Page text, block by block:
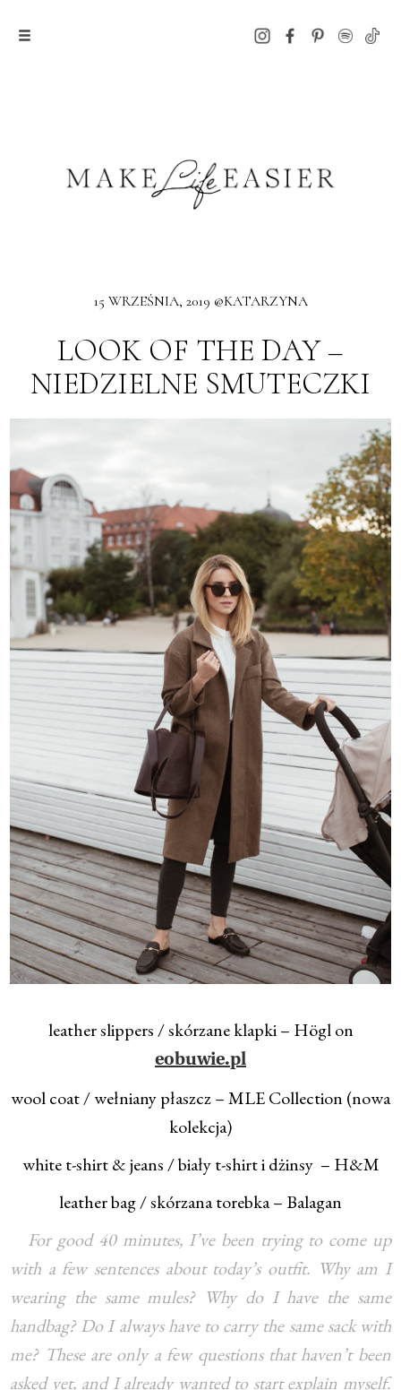
15 WRZEŚNIA, 2019 @KATARZYNA
LOOK OF THE DAY –
NIEDZIELNE SMUTECZKI
leather slippers / skórzane klapki – Högl on
eobuwie.pl
wool coat / wełniany płaszcz – MLE Collection (nowa
kolekcja)
white t-shirt & jeans / biały t-shirt i dżinsy – H&M
leather bag / skórzana torebka – Balagan
For good 40 minutes, I’ve been trying to come up
with a few sentences about today’s outfit. Why am I
wearing the same mules? Why do I have the same
handbag? Do I always have to carry the same sack with
me? These are only a few questions that haven’t been
asked yet, and I already wanted to start explain myself.